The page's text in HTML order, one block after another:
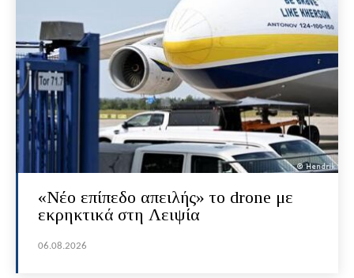
«Νέο επίπεδο απειλής» το drone με
εκρηκτικά στη Λειψία
06.08.2026